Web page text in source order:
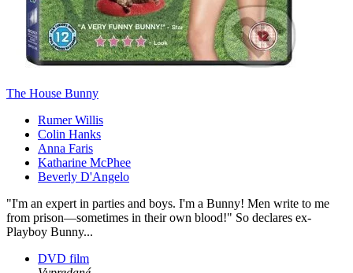
The House Bunny
Rumer Willis
Colin Hanks
Anna Faris
Katharine McPhee
Beverly D'Angelo
"I'm an expert in parties and boys. I'm a Bunny! Men write to me
from prison—sometimes in their own blood!" So declares ex-
Playboy Bunny...
DVD film